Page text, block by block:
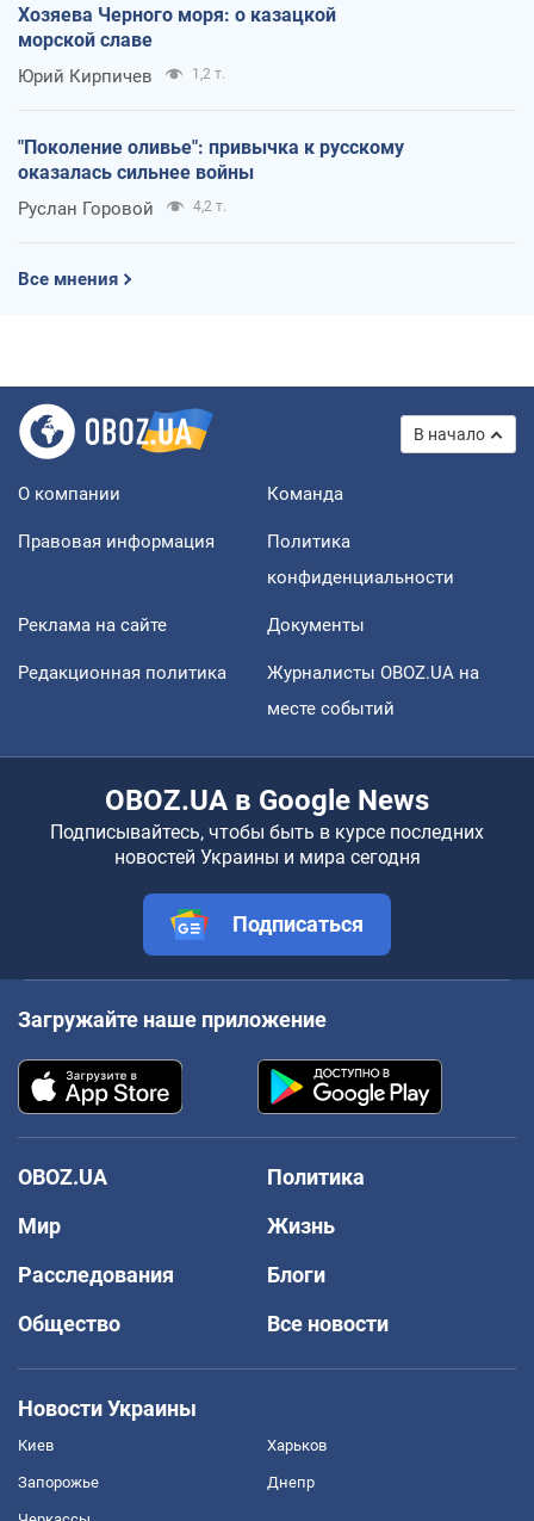
Хозяева Черного моря: о казацкой
морской славе
Юрий Кирпичев 1,2 т.
"Поколение оливье": привычка к русскому
оказалась сильнее войны
Руслан Горовой 4,2 т.
Все мнения
В начало
О компании Команда
Правовая информация
Политика
конфиденциальности
Реклама на сайте Документы
Редакционная политика
Журналисты OBOZ.UA на
месте событий
OBOZ.UA в Google News
Подписывайтесь, чтобы быть в курсе последних
новостей Украины и мира сегодня
Подписаться
Загружайте наше приложение
OBOZ.UA
Политика
Мир
Жизнь
Расследования
Блоги
Общество
Все новости
Новости Украины
Киев Харьков
Запорожье Днепр